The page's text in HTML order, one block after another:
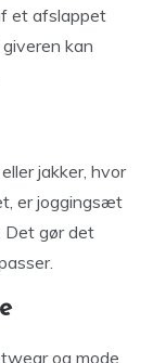
et afslappet
kan
jakker, hvor
er joggingsæt
Det gør det
og mode,